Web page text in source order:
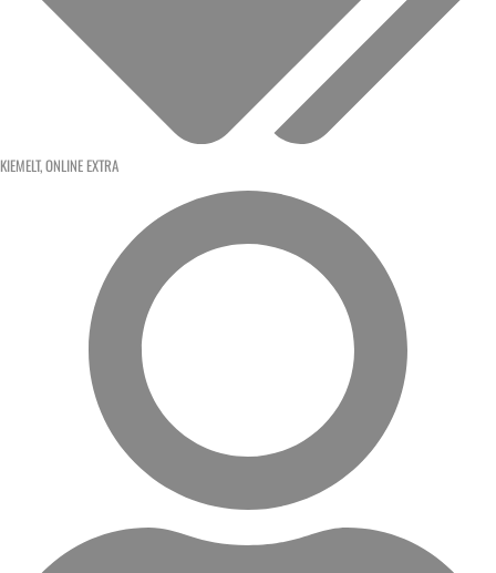
KIEMELT,ONLINE EXTRA